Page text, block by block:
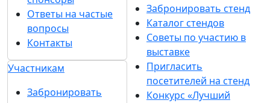
Ответы на частые
вопросы
Контакты
Участникам
Забронировать
Забронировать стенд
Каталог стендов
Советы по участию в
выставке
Пригласить
посетителей на стенд
Конкурс «Лучший